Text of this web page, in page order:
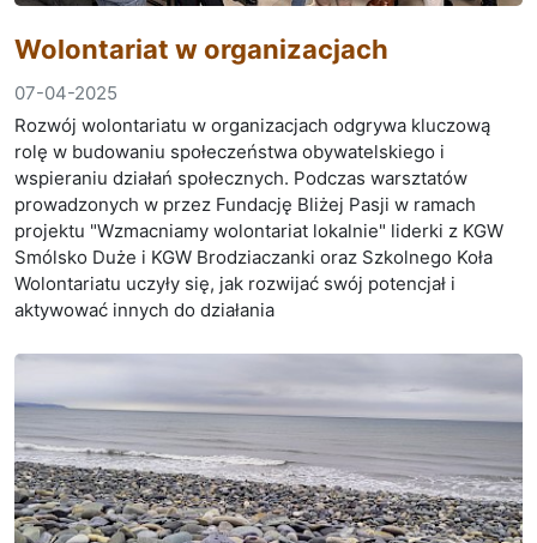
Wolontariat w organizacjach
07-04-2025
Rozwój wolontariatu w organizacjach odgrywa kluczową
rolę w budowaniu społeczeństwa obywatelskiego i
wspieraniu działań społecznych. Podczas warsztatów
prowadzonych w przez Fundację Bliżej Pasji w ramach
projektu "Wzmacniamy wolontariat lokalnie" liderki z KGW
Smólsko Duże i KGW Brodziaczanki oraz Szkolnego Koła
Wolontariatu uczyły się, jak rozwijać swój potencjał i
aktywować innych do działania